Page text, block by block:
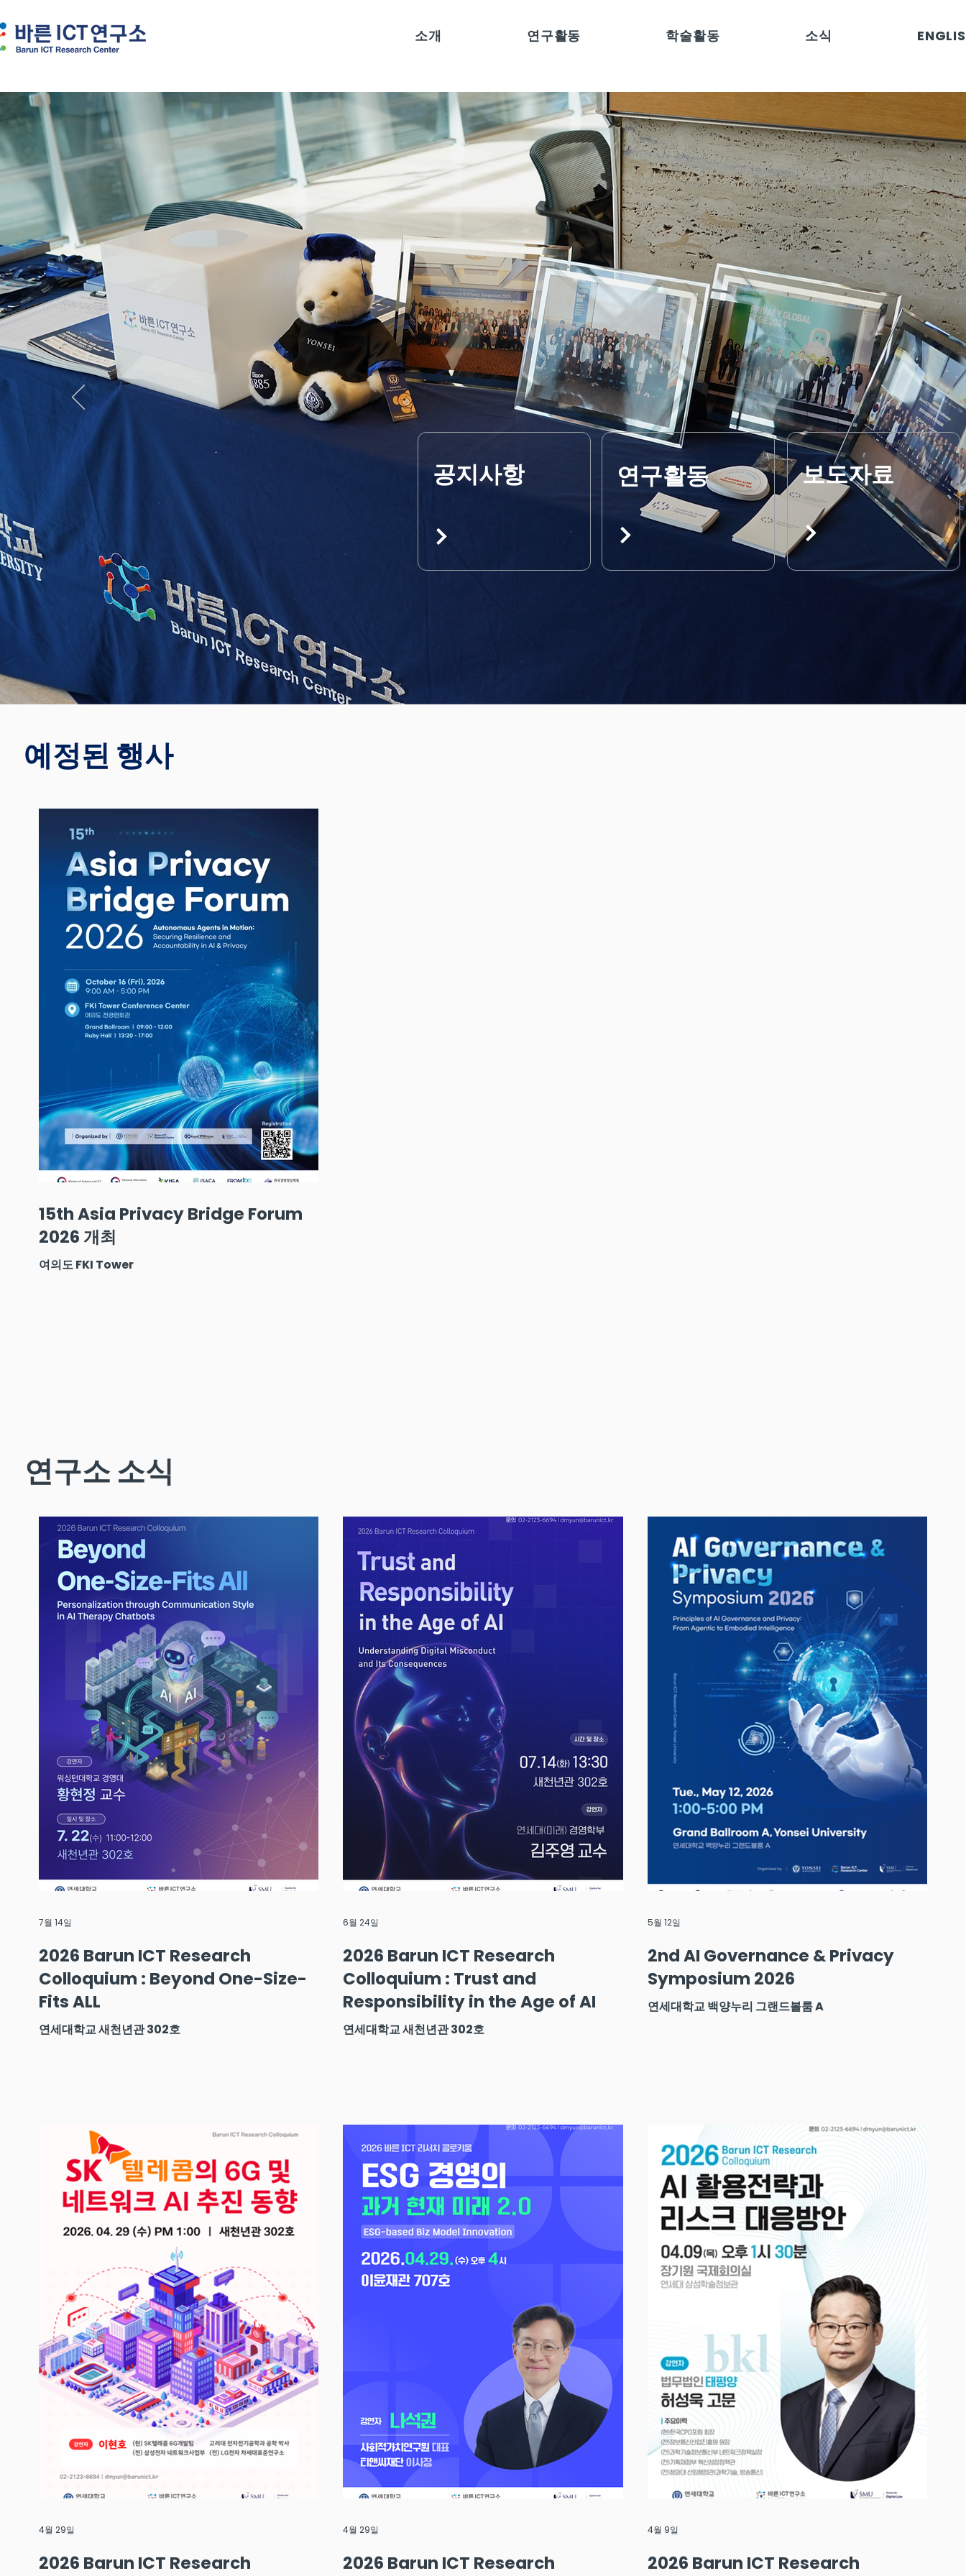
소개 연구활동 학술활동 소식
공지사항 연구활동 보도자료
예정된 행사
15th Asia Privacy Bridge Forum
2026 개최
여의도 FKI Tower
연구소 소식
2026 Barun ICT Research
Colloquium : Beyond One-Size-
Fits ALL
연세대학교 새천년관 302호
7월 14일
2026 Barun ICT Research
Colloquium : Trust and
Responsibility in the Age of AI
연세대학교 새천년관 302호
6월 24일
2nd AI Governance & Privacy
Symposium 2026
연세대학교 백양누리 그랜드볼룸 A
5월 12일
2026 Barun ICT Research
4월 29일
2026 Barun ICT Research
4월 29일
2026 Barun ICT Research
4월 9일